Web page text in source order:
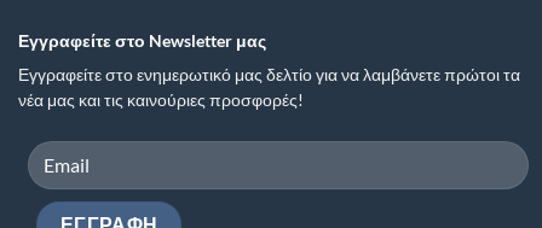
Εγγραφείτε στο Newsletter μας
Εγγραφείτε στο ενημερωτικό μας δελτίο για να λαμβάνετε πρώτοι τα
νέα μας και τις καινούριες προσφορές!